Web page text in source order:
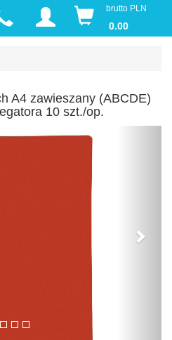
brutto PLN
0.00
A4 zawieszany (ABCDE)
10 szt./op.